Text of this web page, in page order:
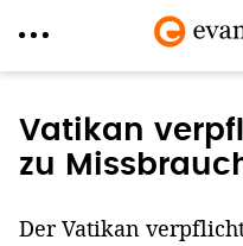
zum
Inhalt
Vatikan
zu
Der Vatikan